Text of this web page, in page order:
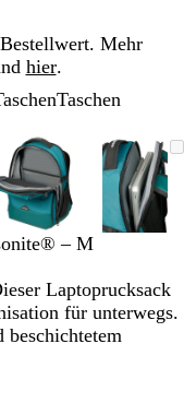
Mehr
hier.
Taschen
verkleinerbares
Vergrößer-/
Bild
Zoom
auf
Minimum
Klicken
zum
Vergrößern
Verwenden
Sie
die
Tasten
+
-
zum
Zoomen
Bild
Zoom
auf
zum
Sie
die
Tasten
+
-
zum
– M
Laptoprucksack
für unterwegs.
beschichtetem